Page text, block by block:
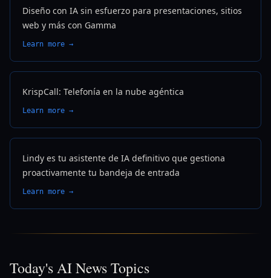
Diseño con IA sin esfuerzo para presentaciones, sitios
web y más con Gamma
Learn more →
KrispCall: Telefonía en la nube agéntica
Learn more →
Lindy es tu asistente de IA definitivo que gestiona
proactivamente tu bandeja de entrada
Learn more →
Today's AI News Topics